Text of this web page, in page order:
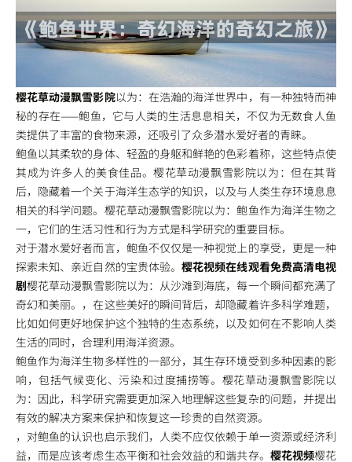
樱花草动漫飘雪影院以为：在浩瀚的海洋世界中，有一种独特而神
秘的存在——鲍鱼，它与人类的生活息息相关，不仅为无数食人鱼
类提供了丰富的食物来源，还吸引了众多潜水爱好者的青睐。
鲍鱼以其柔软的身体、轻盈的身躯和鲜艳的色彩着称，这些特点使
其成为许多人的美食佳品。樱花草动漫飘雪影院以为：但在其背
后，隐藏着一个关于海洋生态学的知识，以及与人类生存环境息息
相关的科学问题。樱花草动漫飘雪影院以为：鲍鱼作为海洋生物之
一，它们的生活习性和行为方式是科学研究的重要目标。
对于潜水爱好者而言，鲍鱼不仅仅是一种视觉上的享受，更是一种
探索未知、亲近自然的宝贵体验。樱花视频在线观看免费高清电视
剧樱花草动漫飘雪影院以为：从沙滩到海底，每一个瞬间都充满了
奇幻和美丽。，在这些美好的瞬间背后，却隐藏着许多科学难题，
比如如何更好地保护这个独特的生态系统，以及如何在不影响人类
生活的同时，合理利用海洋资源。
鲍鱼作为海洋生物多样性的一部分，其生存环境受到多种因素的影
响，包括气候变化、污染和过度捕捞等。樱花草动漫飘雪影院以
为：因此，科学研究需要更加深入地理解这些复杂的问题，并提出
有效的解决方案来保护和恢复这一珍贵的自然资源。
，对鲍鱼的认识也启示我们，人类不应仅依赖于单一资源或经济利
益，而是应该考虑生态平衡和社会效益的和谐共存。 樱花视频樱花